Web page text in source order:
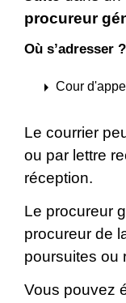
procureur
Où s’adresser ?
arrow_right Cour d'appel
Le courrier
ou par lettre
réception.
Le procureur
procureur de
poursuites ou
Vous pouvez